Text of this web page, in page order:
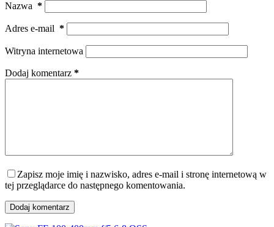
Nazwa *
Adres e-mail *
Witryna internetowa
Dodaj komentarz *
Zapisz moje imię i nazwisko, adres e-mail i stronę internetową w
tej przeglądarce do następnego komentowania.
Dodaj komentarz